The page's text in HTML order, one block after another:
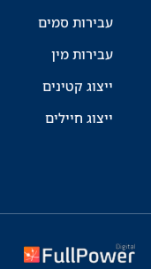
עבירות סמים
עבירות מין
ייצוג קטינים
ייצוג חיילים